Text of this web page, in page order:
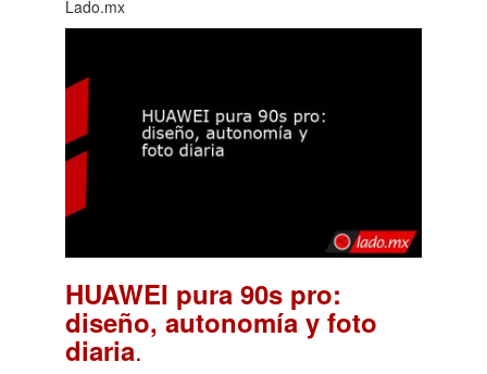
Lado.mx
HUAWEI pura 90s pro:
diseño, autonomía y foto
diaria.